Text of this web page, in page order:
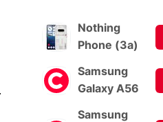
Nothing
Phone (3a)
Samsung
Galaxy A56
Samsung